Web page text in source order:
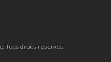
Tous droits réservés.